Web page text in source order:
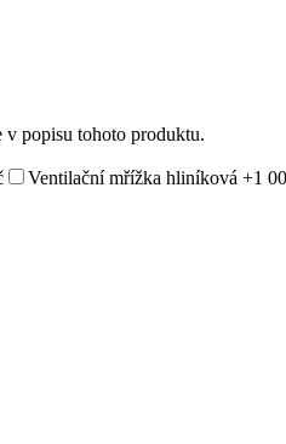
popisu tohoto produktu.
Ventilační mřížka hliníková +1